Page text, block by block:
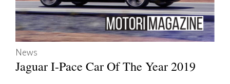
News
Jaguar I-Pace Car Of The Year 2019